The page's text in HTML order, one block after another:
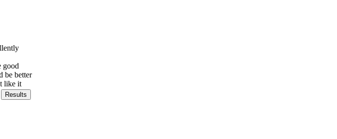
good
be better
like it